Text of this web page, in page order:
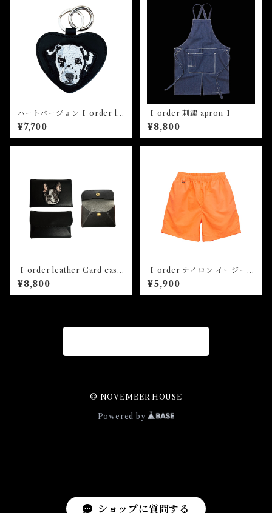
ショップに質問する
ハートバージョン【 order le
ather key ring 】
¥7,700
【 order 刺繍 apron 】
¥8,800
【 order leather Card case
】
¥8,800
【 order ナイロン イージー
ショーツ】
¥5,900
© NOVEMBER HOUSE
Powered by